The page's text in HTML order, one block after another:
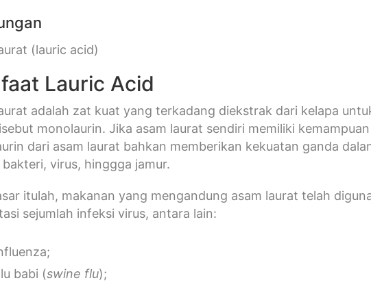
(lauric acid)
Lauric Acid
adalah zat kuat yang terkadang diekstrak dari kelapa
monolaurin. Jika asam laurat sendiri memiliki
dari asam laurat bahkan memberikan kekuatan ganda
virus, hinggga jamur.
itulah, makanan yang mengandung asam laurat telah
sejumlah infeksi virus, antara lain:
babi (swine flu);